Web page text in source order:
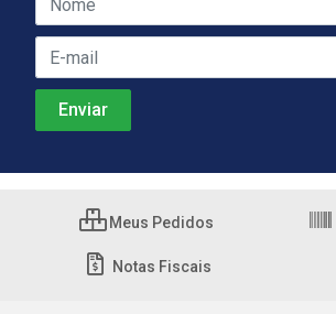
Meus Pedidos
Notas Fiscais